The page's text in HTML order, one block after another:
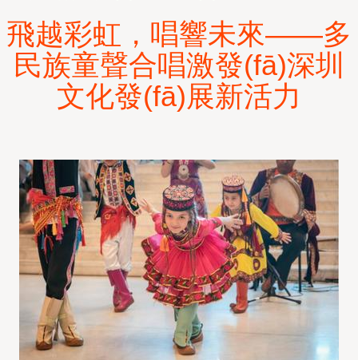
飛越彩虹，唱響未來——多
民族童聲合唱激發(fā)深圳
文化發(fā)展新活力